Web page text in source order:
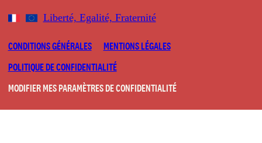
Liberté, Egalité, Fraternité
CONDITIONS GÉNÉRALES
MENTIONS LÉGALES
POLITIQUE DE CONFIDENTIALITÉ
MODIFIER MES PARAMÈTRES DE CONFIDENTIALITÉ